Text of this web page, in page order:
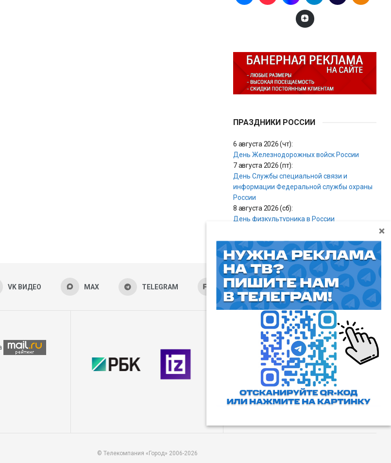
ПРАЗДНИКИ РОССИИ
6 августа 2026 (чт):
День Железнодорожных войск России
7 августа 2026 (пт):
День Службы специальной связи и
информации Федеральной службы охраны
России
8 августа 2026 (сб):
День физкультурника в России
VK ВИДЕО MAX TELEGRAM RUTUBE ОК ДЗЕН
Пользовательское соглашение
Все права защищены. Любое
использование материалов
допускается только с согласия
редакции, а также с ссылкой на
сайт.
© Телекомпания «Город» 2006-2026